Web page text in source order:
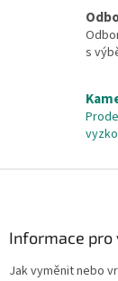
s
Informace pro
Jak vyměnit nebo